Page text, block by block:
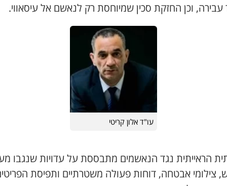
עבירה, וכן החזקת סכין שמיוחסת רק לנאשם אל עיסאווי.
עו"ד אלון קריטי
הראייתית נגד הנאשמים מתבססת על עדויות שנגבו
צילומי אבטחה, דוחות פעולה משטרתיים ותפיסת